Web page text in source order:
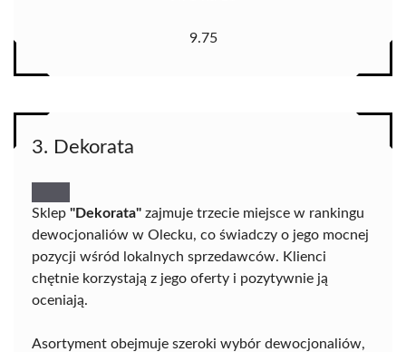
9.75
3. Dekorata
Sklep "Dekorata" zajmuje trzecie miejsce w rankingu
dewocjonaliów w Olecku, co świadczy o jego mocnej
pozycji wśród lokalnych sprzedawców. Klienci
chętnie korzystają z jego oferty i pozytywnie ją
oceniają.
Asortyment obejmuje szeroki wybór dewocjonaliów,